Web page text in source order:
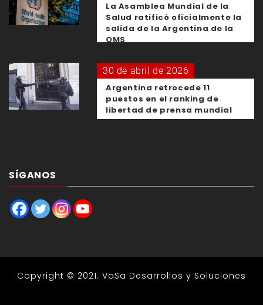
La Asamblea Mundial de la
Salud ratificó oficialmente la
salida de la Argentina de la
OMS
30 de abril de 2026
Argentina retrocede 11
puestos en el ranking de
libertad de prensa mundial
SÍGANOS
Copyright © 2021. VaSa Desarrollos y Soluciones